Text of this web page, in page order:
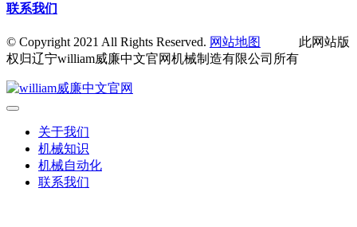
联系我们
© Copyright 2021 All Rights Reserved. 网站地图
此网站版
权归辽宁william威廉中文官网机械制造有限公司所有
关于我们
机械知识
机械自动化
联系我们